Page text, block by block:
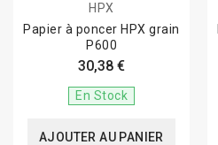
HPX
Papier à poncer HPX grain
P600
30,38 €
En Stock
AJOUTER AU PANIER